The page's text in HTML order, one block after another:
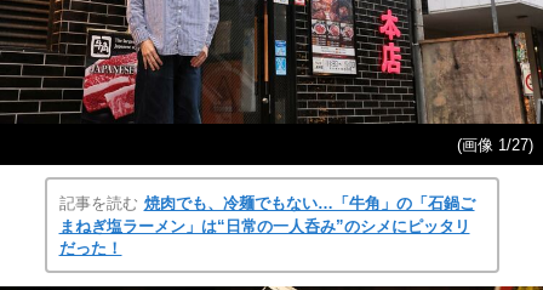
(画像 1/27)
記事を読む 焼肉でも、冷麺でもない…「牛角」の「石鍋ご
まねぎ塩ラーメン」は“日常の一人呑み”のシメにピッタリ
だった！